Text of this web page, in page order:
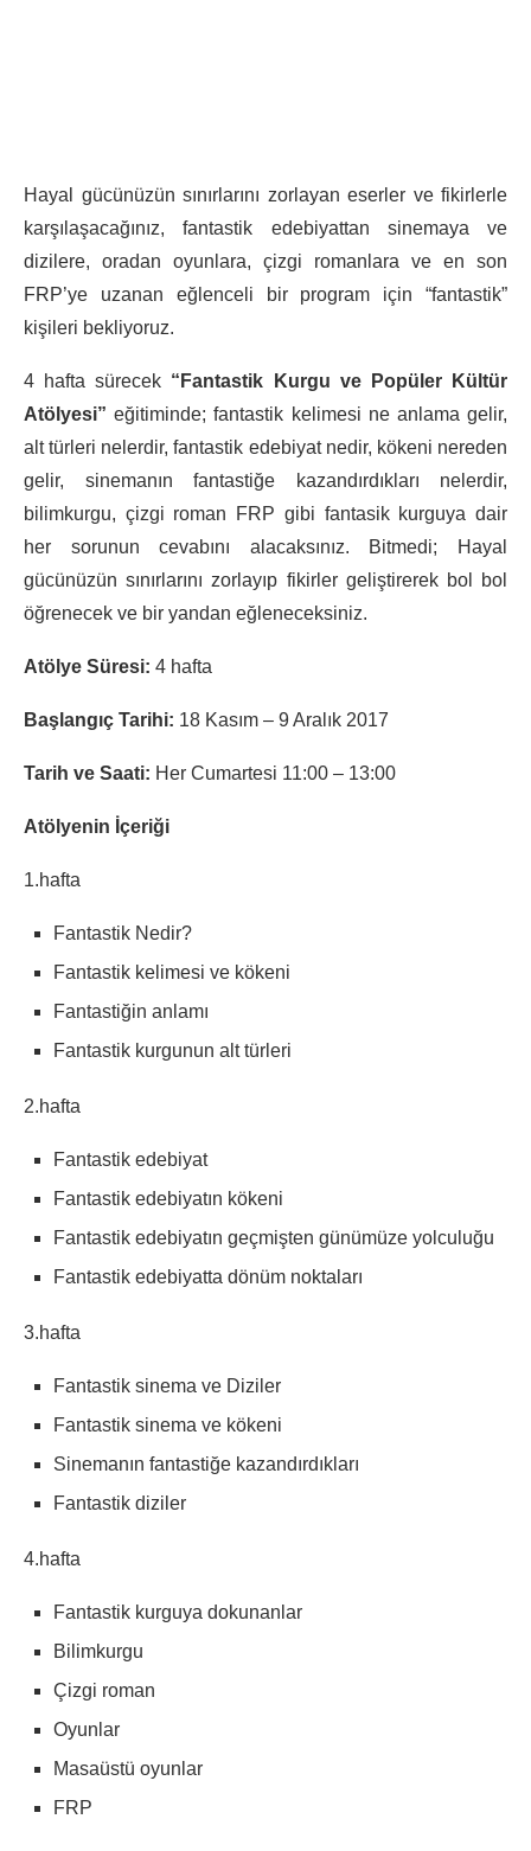
Hayal gücünüzün sınırlarını zorlayan eserler ve fikirlerle
karşılaşacağınız, fantastik edebiyattan sinemaya ve
dizilere, oradan oyunlara, çizgi romanlara ve en son
FRP’ye uzanan eğlenceli bir program için “fantastik”
kişileri bekliyoruz.
4 hafta sürecek “Fantastik Kurgu ve Popüler Kültür
Atölyesi” eğitiminde; fantastik kelimesi ne anlama gelir,
alt türleri nelerdir, fantastik edebiyat nedir, kökeni nereden
gelir, sinemanın fantastiğe kazandırdıkları nelerdir,
bilimkurgu, çizgi roman FRP gibi fantasik kurguya dair
her sorunun cevabını alacaksınız. Bitmedi; Hayal
gücünüzün sınırlarını zorlayıp fikirler geliştirerek bol bol
öğrenecek ve bir yandan eğleneceksiniz.
Atölye Süresi: 4 hafta
Başlangıç Tarihi: 18 Kasım – 9 Aralık 2017
Tarih ve Saati: Her Cumartesi 11:00 – 13:00
Atölyenin İçeriği
1.hafta
Fantastik Nedir?
Fantastik kelimesi ve kökeni
Fantastiğin anlamı
Fantastik kurgunun alt türleri
2.hafta
Fantastik edebiyat
Fantastik edebiyatın kökeni
Fantastik edebiyatın geçmişten günümüze yolculuğu
Fantastik edebiyatta dönüm noktaları
3.hafta
Fantastik sinema ve Diziler
Fantastik sinema ve kökeni
Sinemanın fantastiğe kazandırdıkları
Fantastik diziler
4.hafta
Fantastik kurguya dokunanlar
Bilimkurgu
Çizgi roman
Oyunlar
Masaüstü oyunlar
FRP